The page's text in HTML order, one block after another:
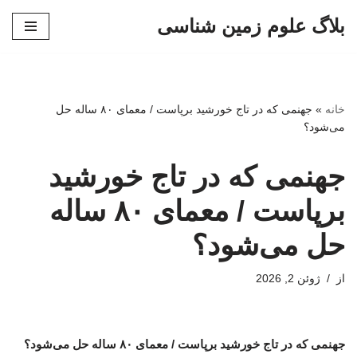
بلاگ علوم زمین شناسی
خانه »
جهنمی که در تاج خورشید برپاست / معمای ۸۰ ساله حل
می‌شود؟
جهنمی که در تاج خورشید
برپاست / معمای ۸۰ ساله
حل می‌شود؟
از ژوئن 2, 2026
جهنمی که در تاج خورشید برپاست / معمای ۸۰ ساله حل می‌شود؟